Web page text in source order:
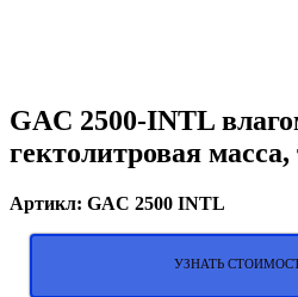
GAC 2500-INTL
гектолитровая
Артикл: GAC 2500 INTL
УЗНАТЬ